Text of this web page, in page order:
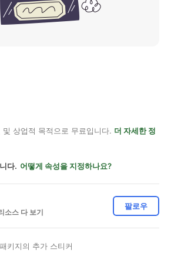
상업적 목적으로 무료입니다. 더 자세한 정
다. 어떻게 속성을 지정하나요?
스 다 보기
팔로우
패키지의 추가 스티커